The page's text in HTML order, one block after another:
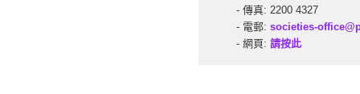
- 傳真: 2200 4327
- 電郵: societies-
- 網頁: 請按此